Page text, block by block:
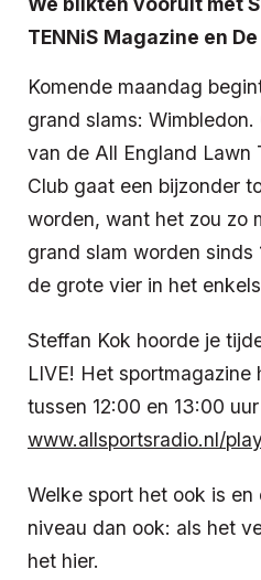
TENNiS Magazine en
Komende maandag
grand slams:
van de All England Lawn
Club gaat een bijzonder
worden, want het zou zo
grand slam worden
de grote vier in het
Steffan Kok hoorde je
LIVE! Het sportmagazine
tussen 12:00 en 13:00
www.allsportsradio.nl/
Welke sport het ook is en
niveau dan ook: als het
het hier.